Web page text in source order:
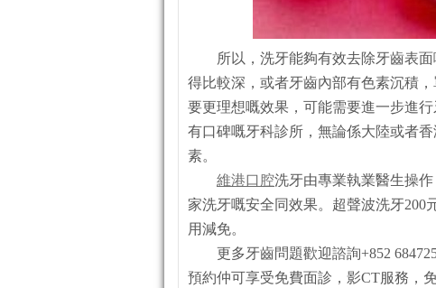
所以，洗牙能夠有效去除牙齒表
得比較深，或者牙齒內部有色素沉積
要更理想嘅效果，可能需要進一步進
有口碑嘅牙科診所，無論係大陸或者
素。
維港口腔洗牙由專業執業醫生操
家洗牙嘅安全同效果。超聲波洗牙200
用減免。
更多牙齒問題歡迎諮詢+852
預約仲可享受免費面診，影CT服務，免